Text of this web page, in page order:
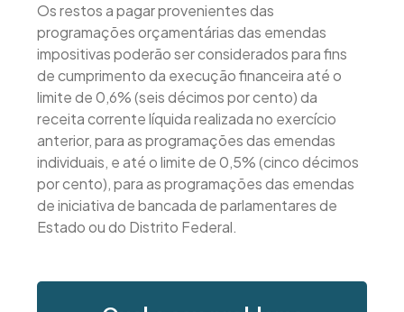
Os restos a pagar provenientes das
programações orçamentárias das emendas
impositivas poderão ser considerados para fins
de cumprimento da execução financeira até o
limite de 0,6% (seis décimos por cento) da
receita corrente líquida realizada no exercício
anterior, para as programações das emendas
individuais, e até o limite de 0,5% (cinco décimos
por cento), para as programações das emendas
de iniciativa de bancada de parlamentares de
Estado ou do Distrito Federal.